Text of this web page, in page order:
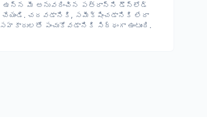
ఉన్న మీ అనువదించిన పత్రాన్ని డౌన్‌లోడ్
చేయండి. చదవడానికి, సమీక్షించడానికి లేదా
సహకారులతో పంచుకోవడానికి సిద్ధంగా ఉంటుంది.